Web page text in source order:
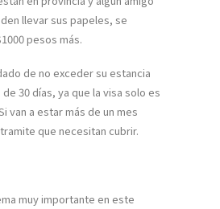
llevar sus papeles, se
pesos más.
de no exceder su estancia
de 30 días, ya que la visa solo es
van a estar más de un mes
que necesitan cubrir.
muy importante en este